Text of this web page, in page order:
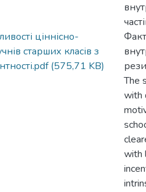
ціннісно-
старших класів з
(575,71 KB)
The
with
with